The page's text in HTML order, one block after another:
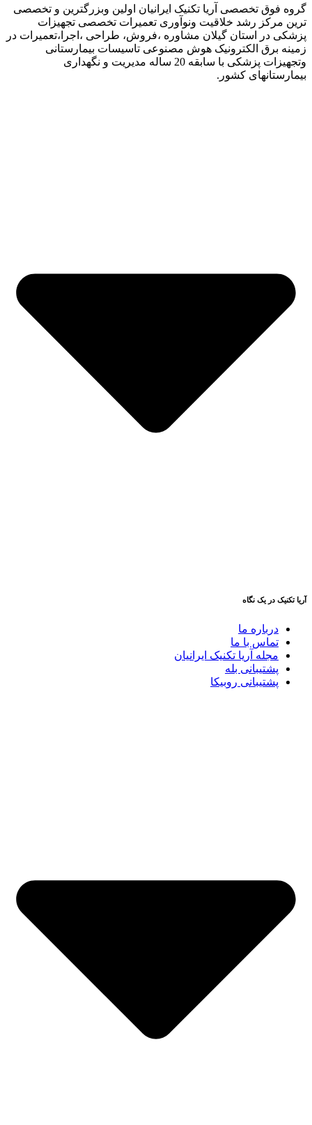
گروه فوق تخصصی آریا تکنیک ایرانیان اولین وبزرگترین و تخصصی
ترین مرکز رشد خلاقیت ونوآوری تعمیرات تخصصی تجهیزات
پزشکی در استان گیلان مشاوره ،فروش، طراحی ،اجرا،تعمیرات در
زمینه برق الکترونیک هوش مصنوعی تاسیسات بیمارستانی
وتجهیزات پزشکی با سابقه 20 ساله مدیریت و نگهداری
بیمارستانهای کشور.
آریا تکنیک در یک نگاه
درباره ما
تماس با ما
مجله آریا تکنیک ایرانیان
پشتیبانی بله
پشتیبانی روبیکا